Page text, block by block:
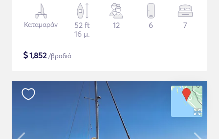
Καταμαράν
52 ft
16 μ.
12 6 7
$1,852/βραδιά